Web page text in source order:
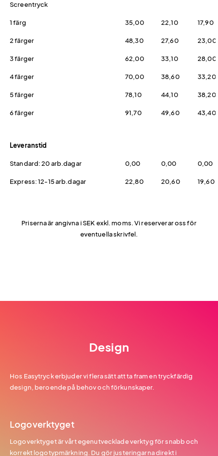
Screentryck
1 färg 35,00 22,10 17,90
2 färger 48,30 27,60 23,00
3 färger 62,00 33,10 28,00
4 färger 70,00 38,60 33,20
5 färger 78,10 44,10 38,20
6 färger 91,70 49,60 43,40
Leveranstid
Standard: 20 arb.dagar 0,00 0,00 0,00
Express: 12-15 arb.dagar 22,80 20,60 19,60
Priserna är angivna i SEK exkl. moms. Vi reserverar oss för
eventuella skrivfel.
Design
Hos Easytryck erbjuder vi flera sätt att ta fram en tryckfärdig
design, beroende på behov och förkunskaper.
Logoverktyget
Logoverktyget är vårt egenutvecklade verktyg för snabb och
korrekt logotypmärkning. Du gör justeringarna direkt i